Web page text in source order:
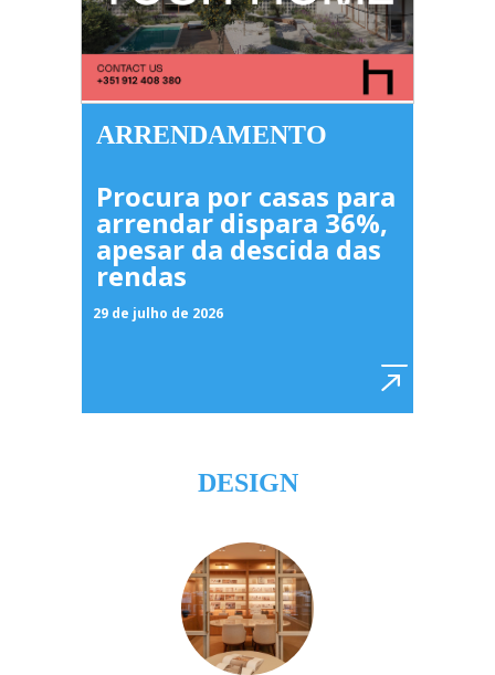
ARRENDAMENTO
Procura por casas para
arrendar dispara 36%,
apesar da descida das
rendas
29 de julho de 2026
DESIGN